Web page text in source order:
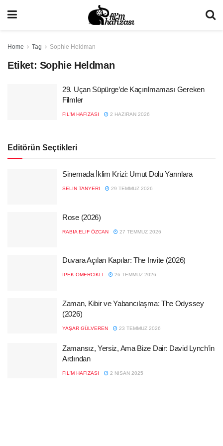
Home Tag Sophie Heldman
Etiket: Sophie Heldman
29. Uçan Süpürge’de Kaçırılmaması Gereken
Filmler
FIL'M HAFIZASI 2 HAZIRAN 2026
Editörün Seçtikleri
Sinemada İklim Krizi: Umut Dolu Yarınlara
SELIN TANYERI 29 TEMMUZ 2026
Rose (2026)
RABIA ELIF ÖZCAN 27 TEMMUZ 2026
Duvara Açılan Kapılar: The Invite (2026)
İPEK ÖMERCIKLI 26 TEMMUZ 2026
Zaman, Kibir ve Yabancılaşma: The Odyssey
(2026)
YAŞAR GÜLVEREN 23 TEMMUZ 2026
Zamansız, Yersiz, Ama Bize Dair: David Lynch’in
Ardından
FIL'M HAFIZASI 2 NISAN 2025